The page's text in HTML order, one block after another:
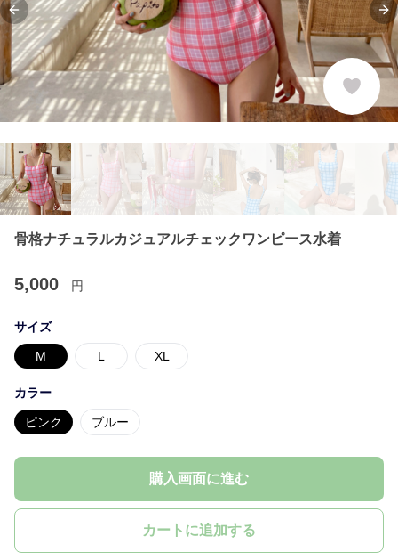
Previous slide
骨格ナチュラルカジュアルチェックワンピース水着
5,000 円
サイズ
M L XL
カラー
ピンク ブルー
購入画面に進む
カートに追加する